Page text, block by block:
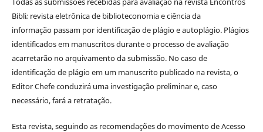
Bibli: revista eletrônica de biblioteconomia e ciência da
informaçãopassam por identificação de plágio e autoplágio. Plágios
identificados em manuscritos durante o processo de avaliação
acarretarão no arquivamento da submissão. No caso de
identificação de plágio em um manuscrito publicado na revista, o
Editor Chefe conduzirá uma investigação preliminar e, caso
necessário, fará a retratação.
Esta revista, seguindo as recomendações do movimento de Acesso